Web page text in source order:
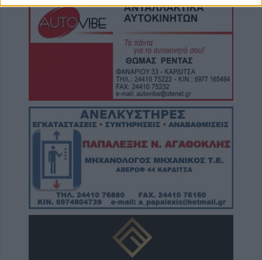
8 Αυγούστου 2026, 12:22
Συλλυπητήριο μήνυμα της Ν.Ε. ΣΥΡΙΖΑ-ΠΣ
Καρδίτσας για την απώλεια του Λεωνίδα
Την Κυριακή 9 Αυγούστου η κηδεία της
8 Αυγούστου 2026, 11:39
Προσωρινή διακοπή νερού από τη ΔΕΥΑΚ
λόγω βλάβης στο κέντρο της Καρδίτσας
8 Αυγούστου 2026, 11:27
Τρίκαλα: Στα 1.352 μέτρα, δημιουργήθηκε
ένας μοναδικός χώρος αναψυχής στο
υψηλότερο χωριό της Θεσσαλίας, το Στεφάνι
Κων. Λαμπρόπουλος: Με άδεια κατάληψης
κοινόχρηστων χώρων η συντριπτική